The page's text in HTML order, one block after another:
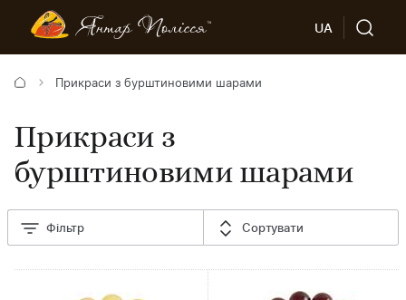
UA
Прикраси з бурштиновими шарами
Прикраси з
бурштиновими шарами
Фільтр Сортувати